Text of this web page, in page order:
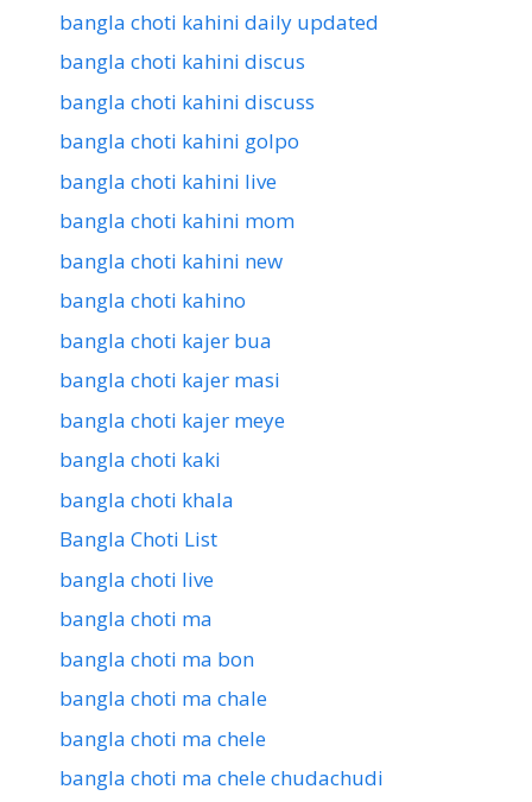
bangla choti kahini daily updated
bangla choti kahini discus
bangla choti kahini discuss
bangla choti kahini golpo
bangla choti kahini live
bangla choti kahini mom
bangla choti kahini new
bangla choti kahino
bangla choti kajer bua
bangla choti kajer masi
bangla choti kajer meye
bangla choti kaki
bangla choti khala
Bangla Choti List
bangla choti live
bangla choti ma
bangla choti ma bon
bangla choti ma chale
bangla choti ma chele
bangla choti ma chele chudachudi